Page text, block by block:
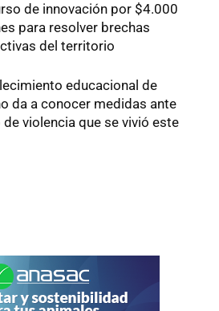
de innovación por $4.000
para resolver brechas
del territorio
educacional de
da a conocer medidas ante
de violencia que se vivió este